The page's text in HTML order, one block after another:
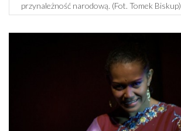
przynależność narodową. (Fot. Tomek Biskup)